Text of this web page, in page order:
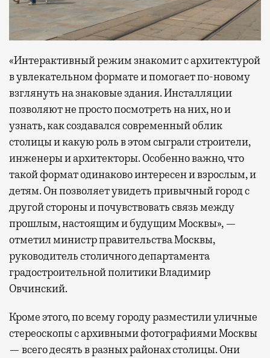
«Интерактивный режим знакомит с архитектурой
в увлекательном формате и помогает по-новому
взглянуть на знаковые здания. Инсталляции
позволяют не просто посмотреть на них, но и
узнать, как создавался современный облик
столицы и какую роль в этом сыграли строители,
инженеры и архитекторы. Особенно важно, что
такой формат одинаково интересен и взрослым, и
детям. Он позволяет увидеть привычный город с
другой стороны и почувствовать связь между
прошлым, настоящим и будущим Москвы», —
отметил министр правительства Москвы,
руководитель столичного департамента
градостроительной политики Владимир
Овчинский.
Кроме этого, по всему городу разместили уличные
стереоскопы с архивными фотографиями Москвы
— всего десять в разных районах столицы. Они